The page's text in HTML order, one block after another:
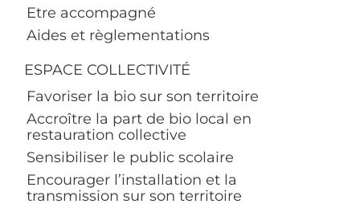
Etre accompagné
Aides et règlementations
ESPACE COLLECTIVITÉ
Favoriser la bio sur son territoire
Accroître la part de bio local en
restauration collective
Sensibiliser le public scolaire
Encourager l’installation et la
transmission sur son territoire